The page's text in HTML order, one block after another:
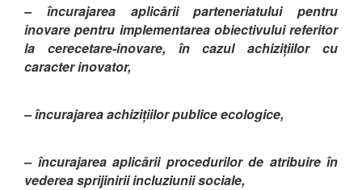
– încurajarea aplicării parteneriatului pentru
inovare pentru implementarea obiectivului referitor
la cerecetare-inovare, în cazul achizițiilor cu
caracter inovator,
– încurajarea achizițiilor publice ecologice,
– încurajarea aplicării procedurilor de atribuire în
vederea sprijinirii incluziunii sociale,